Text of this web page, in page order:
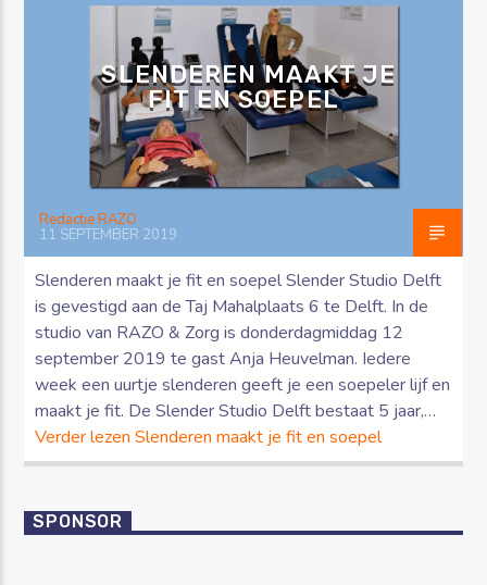
Luister RAZO online
SLENDEREN MAAKT JE
FIT EN SOEPEL
Redactie RAZO
11 SEPTEMBER 2019
Slenderen maakt je fit en soepel Slender Studio Delft
is gevestigd aan de Taj Mahalplaats 6 te Delft. In de
studio van RAZO & Zorg is donderdagmiddag 12
september 2019 te gast Anja Heuvelman. Iedere
week een uurtje slenderen geeft je een soepeler lijf en
maakt je fit. De Slender Studio Delft bestaat 5 jaar,…
Verder lezen Slenderen maakt je fit en soepel
SPONSOR